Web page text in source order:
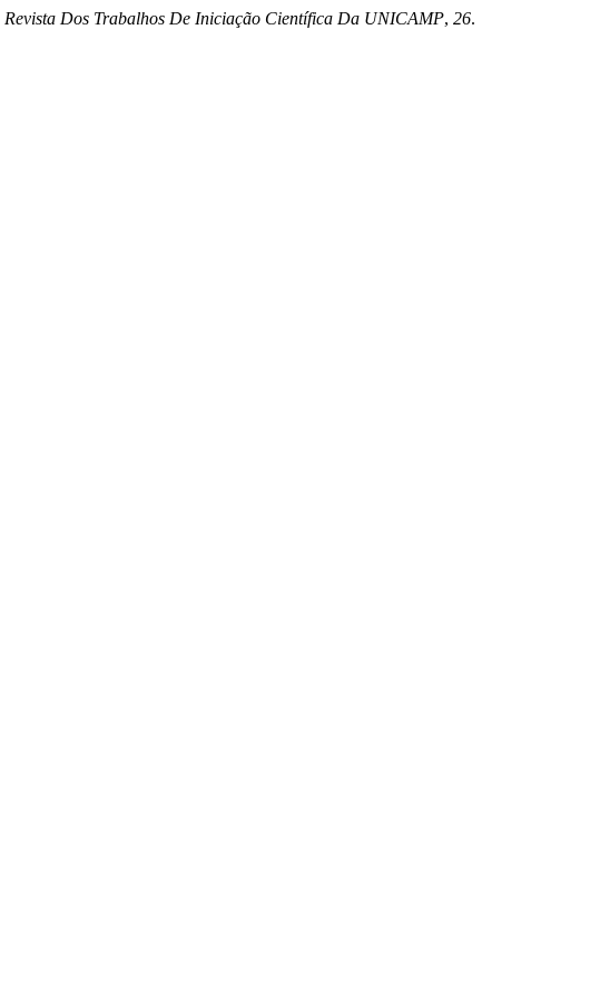
Revista Dos Trabalhos De Iniciação Científica Da UNICAMP, 26.